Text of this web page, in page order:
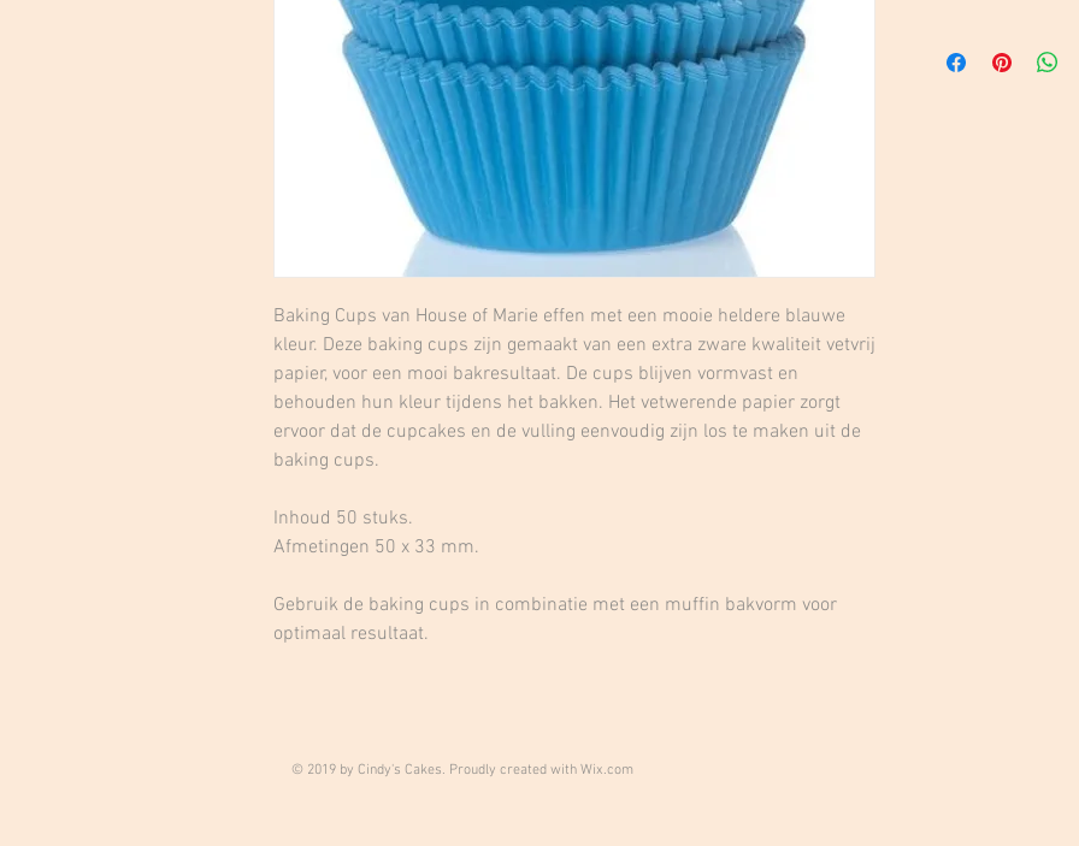
Baking Cups van House of Marie effen met een mooie heldere blauwe
kleur. Deze baking cups zijn gemaakt van een extra zware kwaliteit vetvrij
papier, voor een mooi bakresultaat. De cups blijven vormvast en
behouden hun kleur tijdens het bakken. Het vetwerende papier zorgt
ervoor dat de cupcakes en de vulling eenvoudig zijn los te maken uit de
baking cups.
Inhoud 50 stuks.
Afmetingen 50 x 33 mm.
Gebruik de baking cups in combinatie met een muffin bakvorm voor
optimaal resultaat.
© 2019 by Cindy's Cakes. Proudly created with Wix.com